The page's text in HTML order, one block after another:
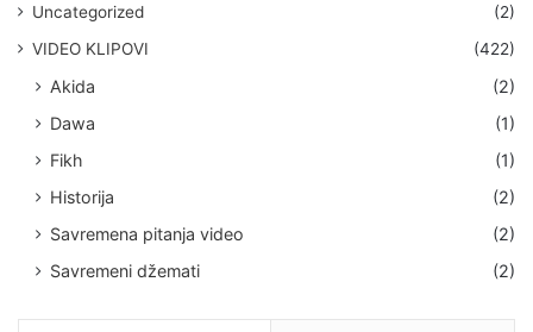
Uncategorized
(2)
VIDEO KLIPOVI
(422)
Akida
(2)
Dawa
(1)
Fikh
(1)
Historija
(2)
Savremena pitanja video
(2)
Savremeni džemati
(2)